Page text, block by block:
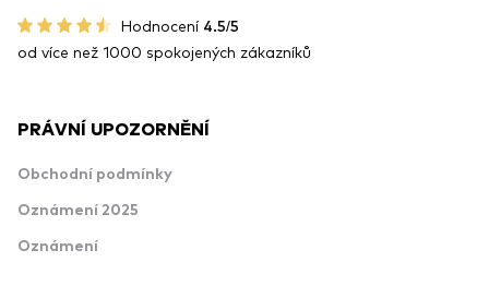
Hodnocení 4.5/5
od více než 1000 spokojených zákazníků
PRÁVNÍ UPOZORNĚNÍ
Obchodní podmínky
Oznámení 2025
Oznámení